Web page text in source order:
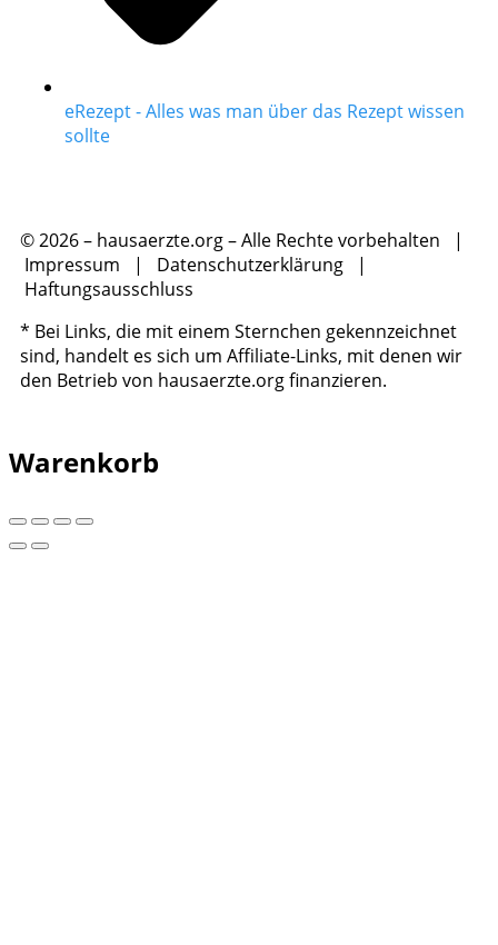
eRezept - Alles was man über das Rezept wissen
sollte
© 2026 – hausaerzte.org – Alle Rechte vorbehalten |
Impressum | Datenschutzerklärung |
Haftungsausschluss
* Bei Links, die mit einem Sternchen gekennzeichnet
sind, handelt es sich um Affiliate-Links, mit denen wir
den Betrieb von hausaerzte.org finanzieren.
Warenkorb